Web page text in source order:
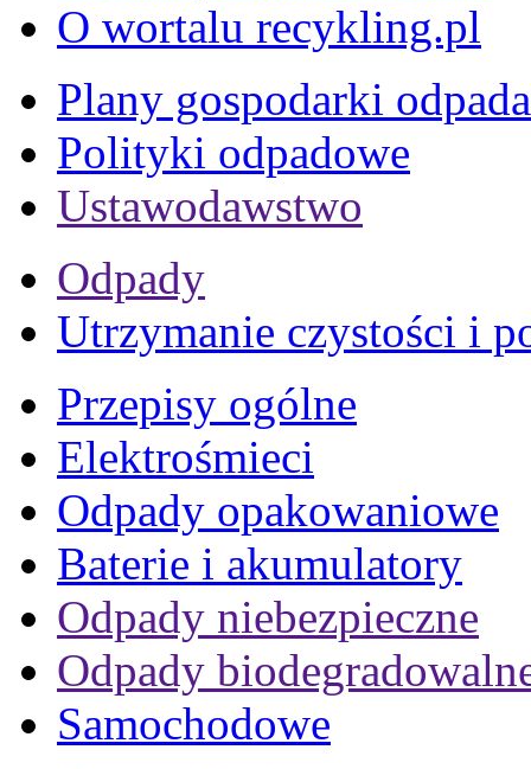
O wortalu recykling.pl
Plany gospodarki
Polityki odpadowe
Ustawodawstwo
Odpady
Utrzymanie czystości i
Przepisy ogólne
Elektrośmieci
Odpady opakowaniowe
Baterie i akumulatory
Odpady niebezpieczne
Odpady
Samochodowe